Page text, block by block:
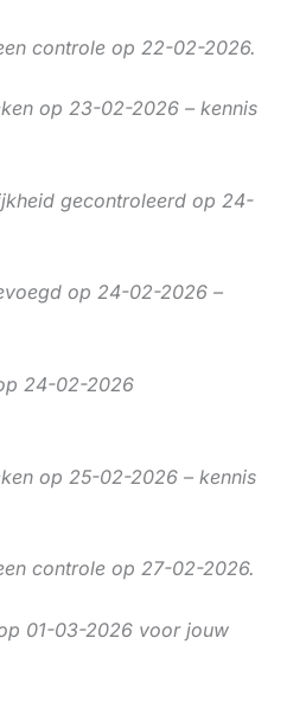
controle op 22-02-2026.
op 23-02-2026 – kennis
gecontroleerd op 24-
op 24-02-2026 –
24-02-2026
op 25-02-2026 – kennis
controle op 27-02-2026.
01-03-2026 voor jouw